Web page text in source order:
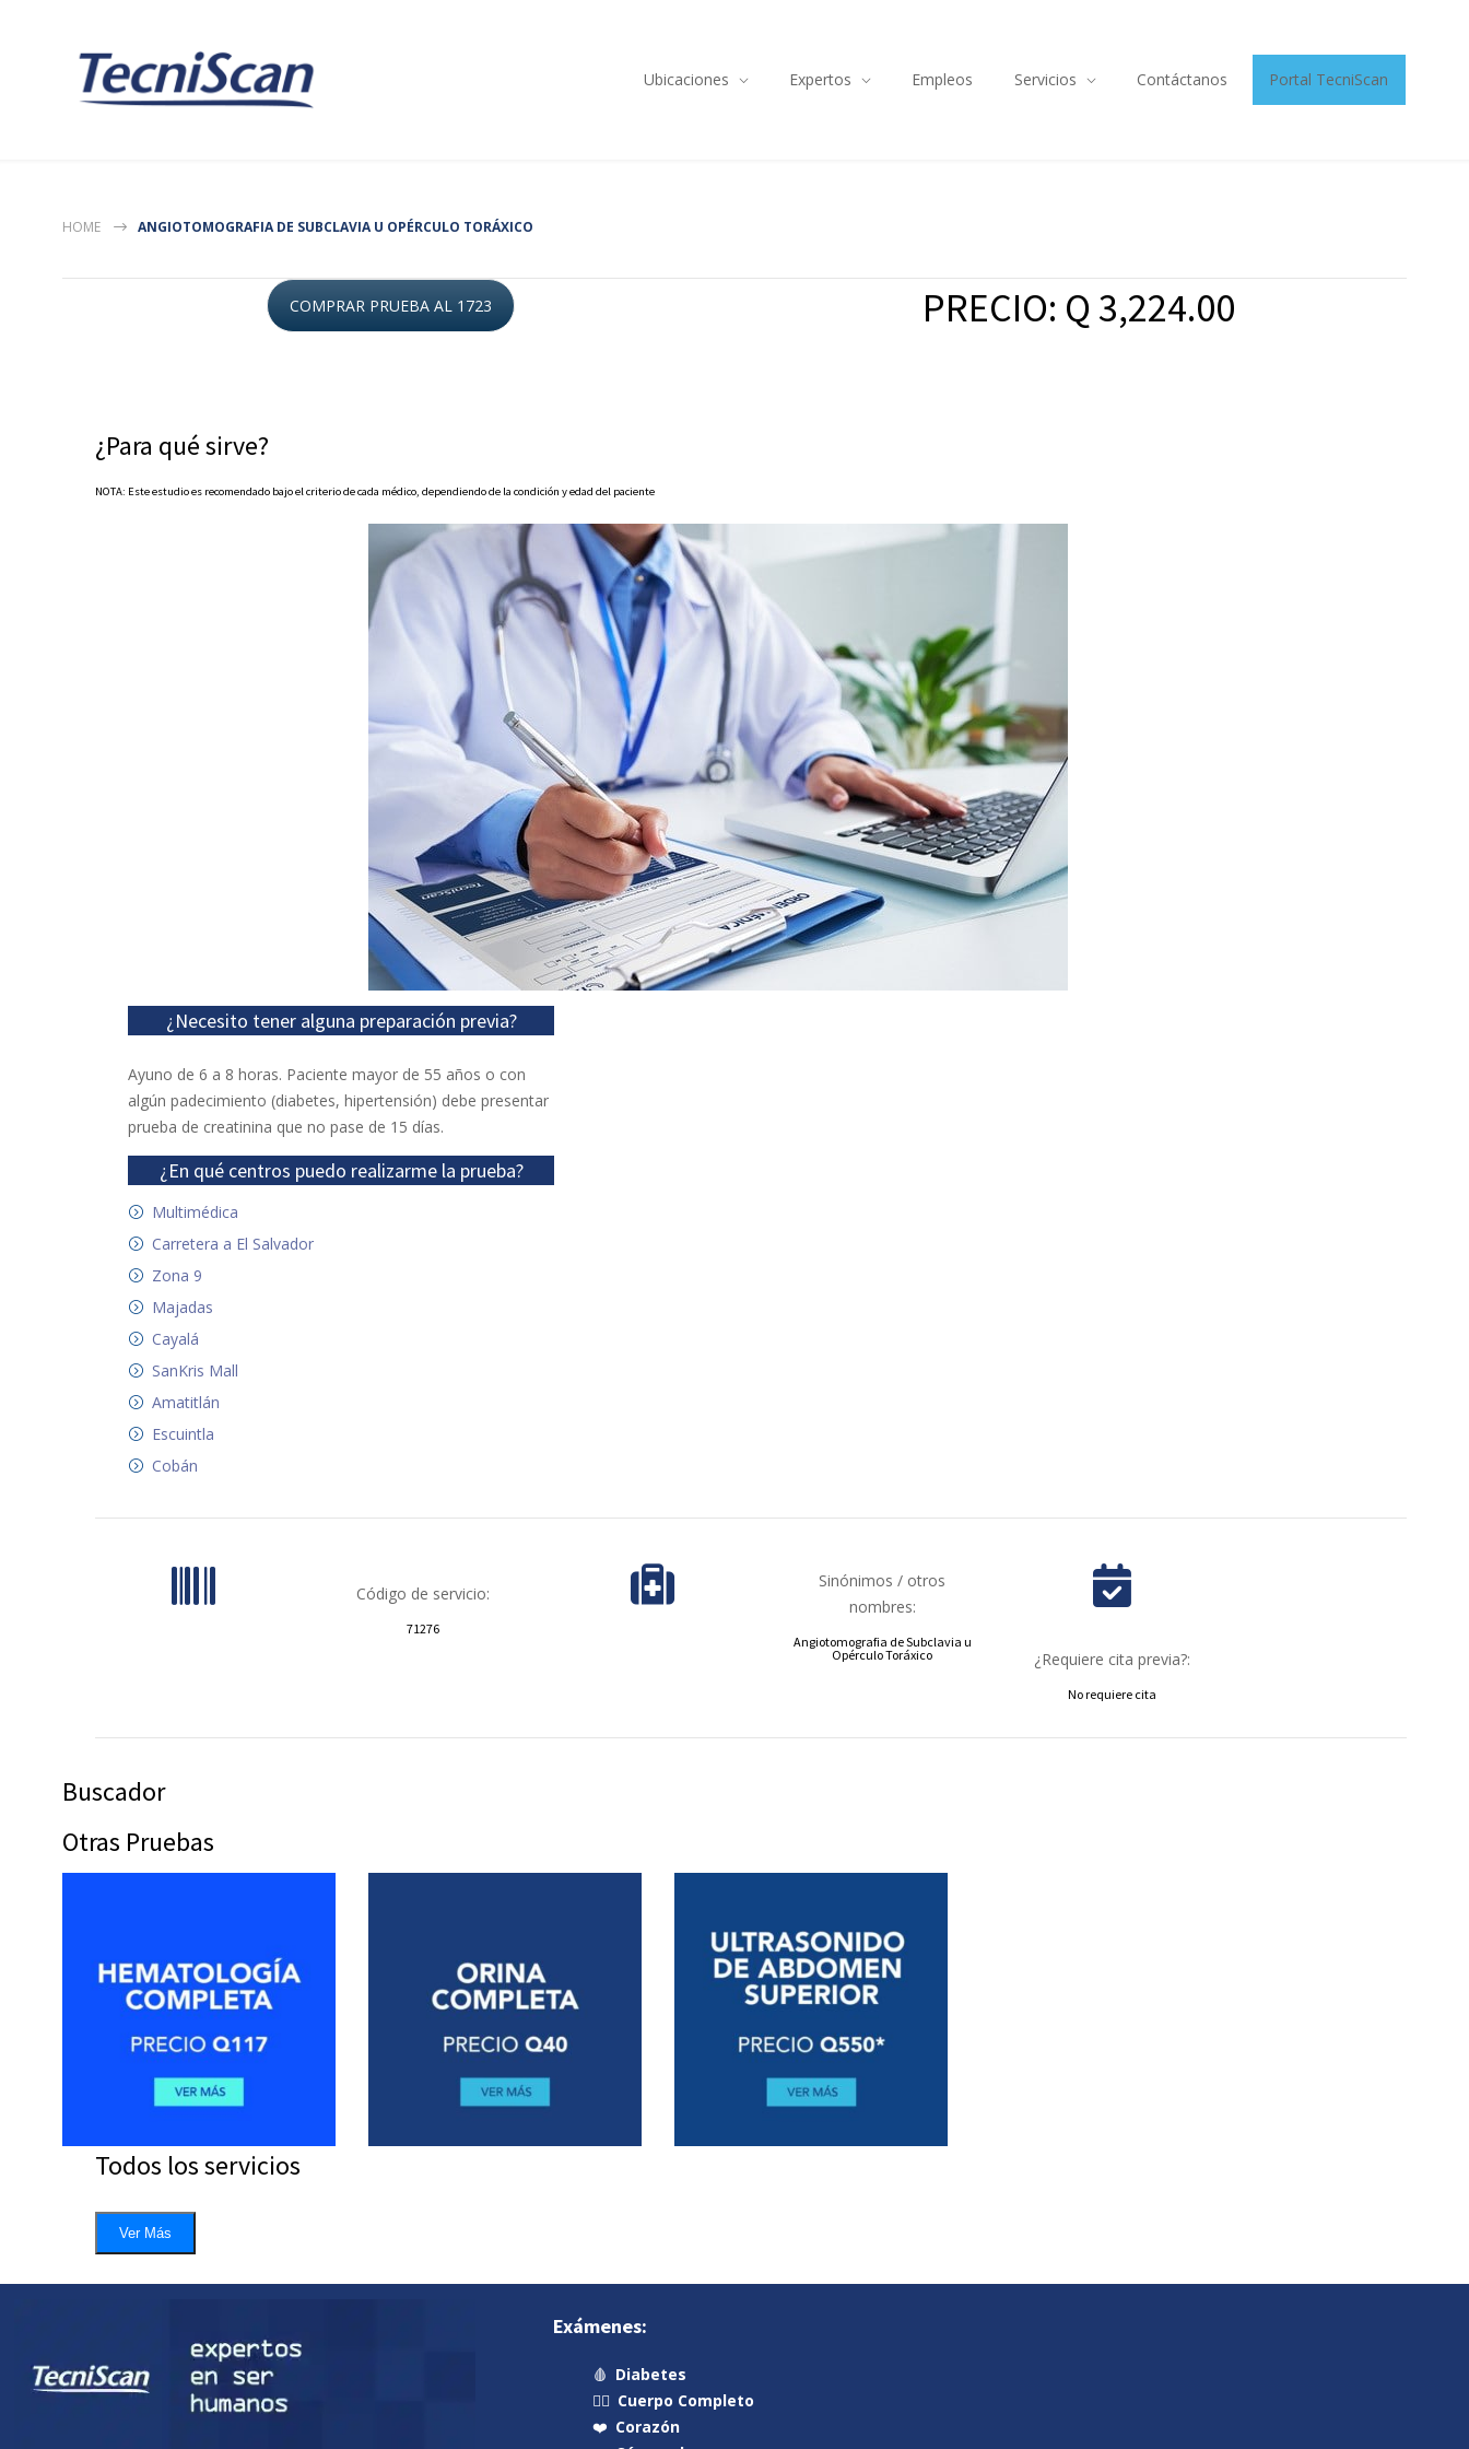
Ubicaciones Expertos Empleos Servicios Contáctanos Portal TecniScan
HOME ANGIOTOMOGRAFIA DE SUBCLAVIA U OPÉRCULO TORÁXICO
COMPRAR PRUEBA AL 1723 PRECIO: Q 3,224.00
¿Para qué sirve?
NOTA: Este estudio es recomendado bajo el criterio de cada médico, dependiendo de la condición y edad del paciente
¿Necesito tener alguna preparación previa?
Ayuno de 6 a 8 horas. Paciente mayor de 55 años o con
algún padecimiento (diabetes, hipertensión) debe presentar
prueba de creatinina que no pase de 15 días.
¿En qué centros puedo realizarme la prueba?
Multimédica
Carretera a El Salvador
Zona 9
Majadas
Cayalá
SanKris Mall
Amatitlán
Escuintla
Cobán
Código de servicio:
71276
Sinónimos / otros
nombres:
Angiotomografia de Subclavia u
Opérculo Toráxico
¿Requiere cita previa?:
No requiere cita
Buscador
Otras Pruebas
Todos los servicios
Ver Más
Exámenes:
🩸 Diabetes
🧍‍♂️ Cuerpo Completo
❤️ Corazón